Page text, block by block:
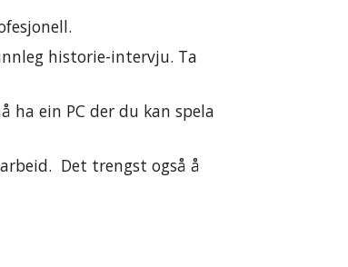
historie-intervju. Ta
ha ein PC der du kan spela
Det trengst også å